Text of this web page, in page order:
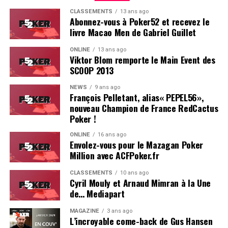
Soleau à gauche, sorti par Logghe au centre
CLASSEMENTS 13 ans ago
Abonnez-vous à Poker52 et recevez le
livre Macao Men de Gabriel Guillet
ONLINE 13 ans ago
Viktor Blom remporte le Main Event des
SCOOP 2013
NEWS 9 ans ago
François Pelletant, alias« PEPEL56»,
nouveau Champion de France RedCactus
Poker !
ONLINE 16 ans ago
Envolez-vous pour le Mazagan Poker
Million avec ACFPoker.fr
CLASSEMENTS 10 ans ago
Cyril Mouly et Arnaud Mimran à la Une
de… Mediapart
MAGAZINE 3 ans ago
L’incroyable come-back de Gus Hansen